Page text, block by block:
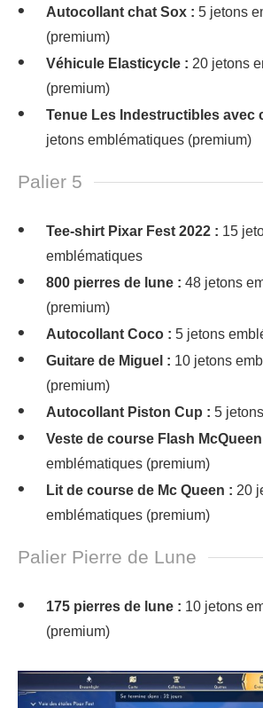
Autocollant chat Sox : 5 jetons
(premium)
Véhicule Elasticycle : 20 jetons
(premium)
Tenue Les Indestructibles avec
jetons emblématiques (premium)
Palier 5
Tee-shirt Pixar Fest 2022 : 15
emblématiques
800 pierres de lune : 48 jetons
(premium)
Autocollant Coco : 5 jetons
Guitare de Miguel : 10 jetons
(premium)
Autocollant Piston Cup : 5
Veste de course Flash
emblématiques (premium)
Lit de course de Mc Queen : 20
emblématiques (premium)
Palier Pierre de Lune
175 pierres de lune : 10 jetons
(premium)